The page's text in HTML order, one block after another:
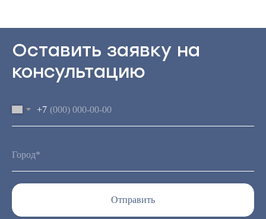
Оставить заявку на
консультацию
+7
Отправить